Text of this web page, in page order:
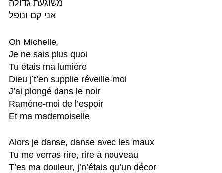
משוגעת גדולה
אני קם ונופל
Oh Michelle,
Je ne sais plus quoi
Tu étais ma lumière
Dieu j’t’en supplie réveille-moi
J’ai plongé dans le noir
Ramène-moi de l’espoir
Et ma mademoiselle
Alors je danse, danse avec les maux
Tu me verras rire, rire à nouveau
T’es ma douleur, j’n’étais qu’un décor